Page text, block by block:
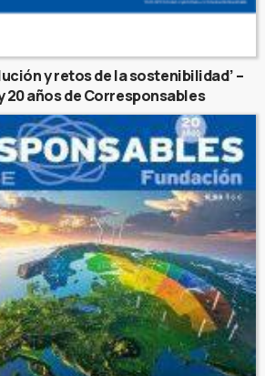
y retos de la sostenibilidad’ –
20 años de Corresponsables